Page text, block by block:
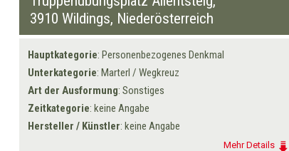
3910 Wildings, Niederösterreich
Hauptkategorie: Personenbezogenes Denkmal
Unterkategorie: Marterl / Wegkreuz
Art der Ausformung: Sonstiges
Zeitkategorie: keine Angabe
Hersteller / Künstler: keine Angabe
Mehr Details